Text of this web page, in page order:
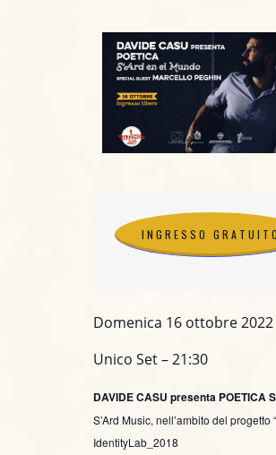
INGRESSO GRATUITO
Domenica 16 ottobre 2022
Unico Set – 21:30
DAVIDE CASU presenta POETICA
S’Ard Music, nell’ambito del progetto
IdentityLab_2018